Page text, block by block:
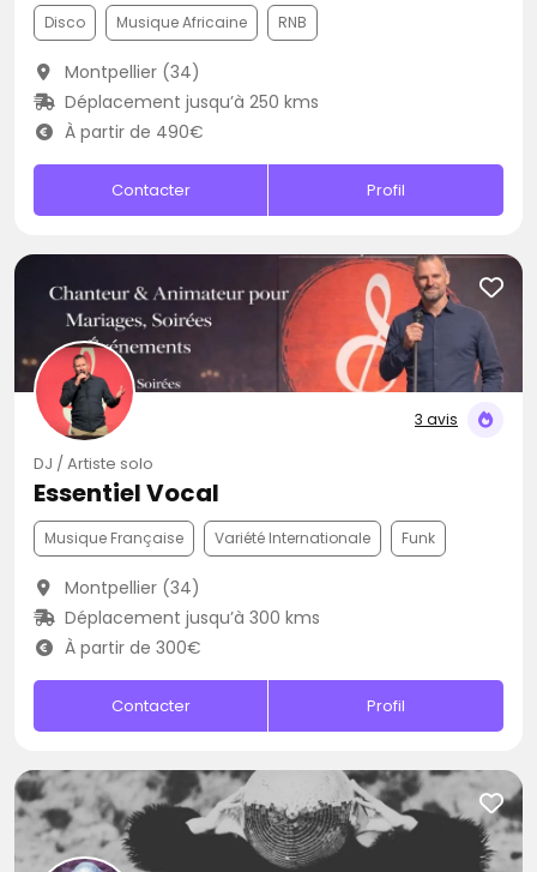
Disco Musique Africaine RNB
Montpellier (34)
Déplacement jusqu’à 250 kms
À partir de 490€
Contacter Profil
3 avis
DJ / Artiste solo
Essentiel Vocal
Musique Française Variété Internationale Funk
Montpellier (34)
Déplacement jusqu’à 300 kms
À partir de 300€
Contacter Profil